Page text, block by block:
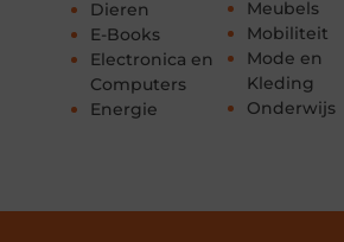
Dieren
E-Books
Electronica en
Computers
Energie
Meubels
Mobiliteit
Mode en
Kleding
Onderwijs